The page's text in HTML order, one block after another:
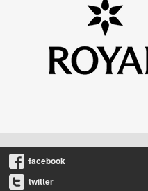
facebook
twitter